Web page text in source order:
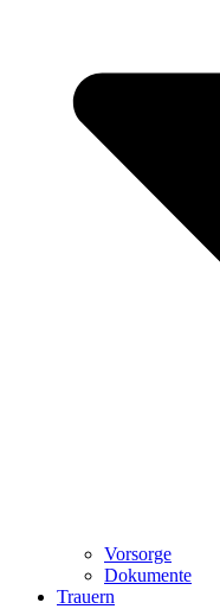
Vorsorge
Dokumente
Trauern